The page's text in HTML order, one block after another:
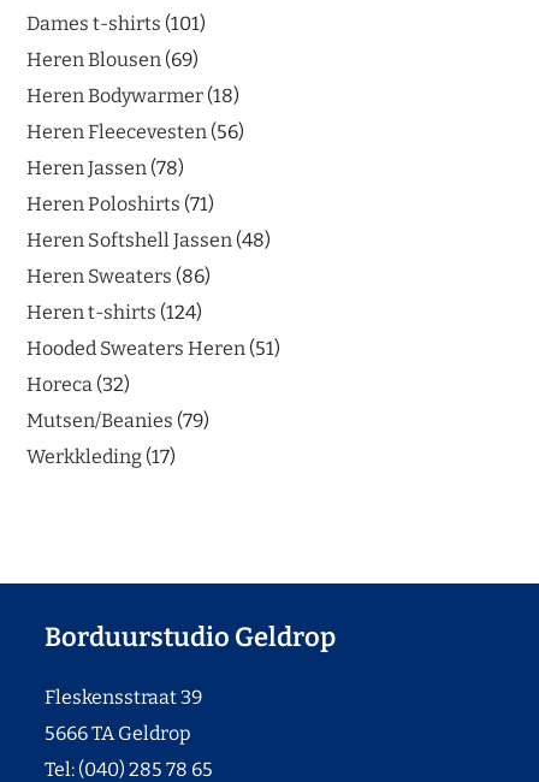
Dames t-shirts 101
Heren Blousen 69
Heren Bodywarmer 18
Heren Fleecevesten 56
Heren Jassen 78
Heren Poloshirts 71
Heren Softshell Jassen 48
Heren Sweaters 86
Heren t-shirts 124
Hooded Sweaters Heren 51
Horeca 32
Mutsen/Beanies 79
Werkkleding 17
Borduurstudio Geldrop
Fleskensstraat 39
5666 TA Geldrop
Tel: (040) 285 78 65